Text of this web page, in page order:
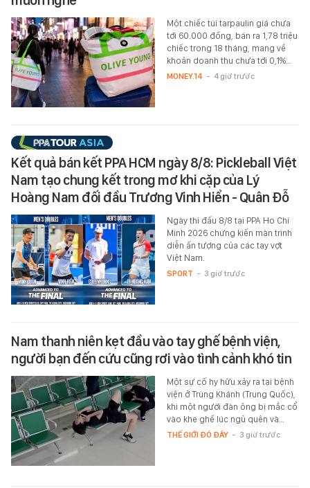
Một chiếc túi tarpaulin giá chưa
tới 60.000 đồng, bán ra 1,78 triệu
chiếc trong 18 tháng, mang về
khoản doanh thu chưa tới 0,1%…
MONEY.14 - 4 giờ trước
Kết quả bán kết PPA HCM ngày 8/8: Pickleball Việt
Nam tạo chung kết trong mơ khi cặp của Lý
Hoàng Nam đối đầu Trương Vinh Hiển - Quân Đỗ
Ngày thi đấu 8/8 tại PPA Ho Chi
Minh 2026 chứng kiến màn trình
diễn ấn tượng của các tay vợt
Việt Nam.
SPORT - 3 giờ trước
Nam thanh niên kẹt đầu vào tay ghế bệnh viện,
người bạn đến cứu cũng rơi vào tình cảnh khó tin
Một sự cố hy hữu xảy ra tại bệnh
viện ở Trùng Khánh (Trung Quốc),
khi một người đàn ông bị mắc cổ
vào khe ghế lúc ngủ quên và…
THẾ GIỚI ĐÓ ĐÂY - 3 giờ trước